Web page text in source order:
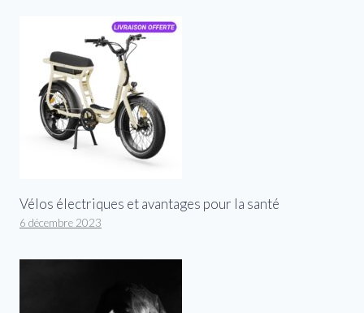
Vélos électriques et avantages pour la santé
6 décembre 2023